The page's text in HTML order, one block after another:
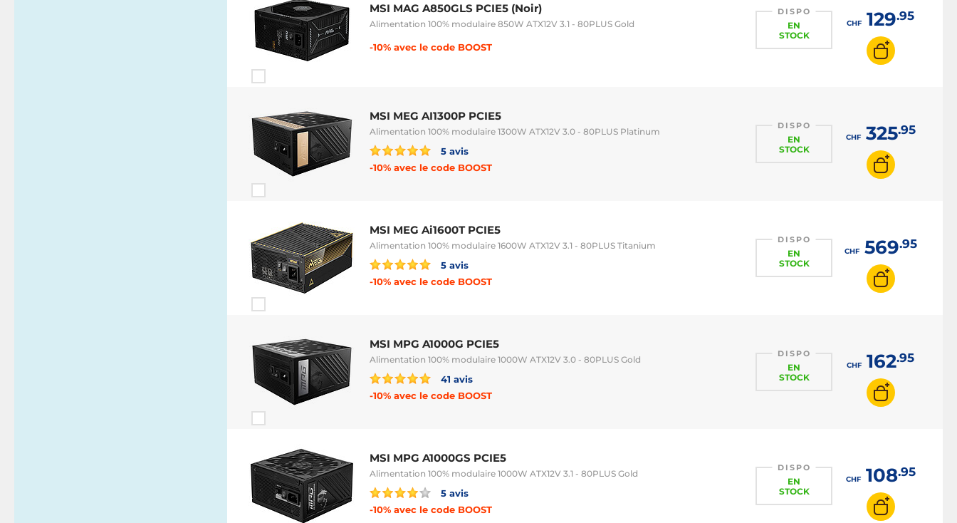
MSI MAG A850GLS PCIE5 (Noir)
Alimentation 100% modulaire 850W ATX12V 3.1 - 80PLUS Gold
-10% avec le code BOOST
DISPO
EN
STOCK
CHF129.95
MSI MEG AI1300P PCIE5
Alimentation 100% modulaire 1300W ATX12V 3.0 - 80PLUS Platinum
5 avis
-10% avec le code BOOST
DISPO
EN
STOCK
CHF325.95
MSI MEG Ai1600T PCIE5
Alimentation 100% modulaire 1600W ATX12V 3.1 - 80PLUS Titanium
5 avis
-10% avec le code BOOST
DISPO
EN
STOCK
CHF569.95
MSI MPG A1000G PCIE5
Alimentation 100% modulaire 1000W ATX12V 3.0 - 80PLUS Gold
41 avis
-10% avec le code BOOST
DISPO
EN
STOCK
CHF162.95
MSI MPG A1000GS PCIE5
Alimentation 100% modulaire 1000W ATX12V 3.1 - 80PLUS Gold
5 avis
-10% avec le code BOOST
DISPO
EN
STOCK
CHF108.95